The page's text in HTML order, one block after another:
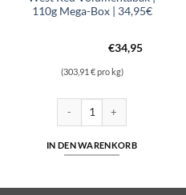
110g Mega-Box | 34,95€
€34,95
(303,91 € pro kg)
West Red Volumentabak |
IN DEN WARENKORB
& Drehtabak Menge